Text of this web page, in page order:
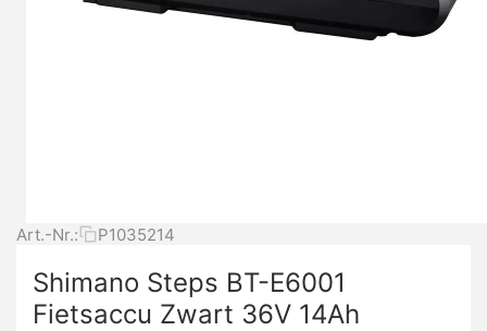
Art.-Nr.: P1035214
Shimano Steps BT-E6001
Fietsaccu Zwart 36V 14Ah